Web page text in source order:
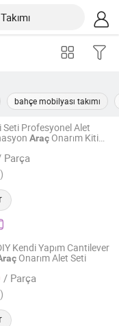
bahçe mobilyası takımı
Seti Profesyonel Alet
Araç Onarım Kiti
Parça
Kendi Yapım Cantilever
Onarım Alet Seti
/ Parça
Co., Ltd.